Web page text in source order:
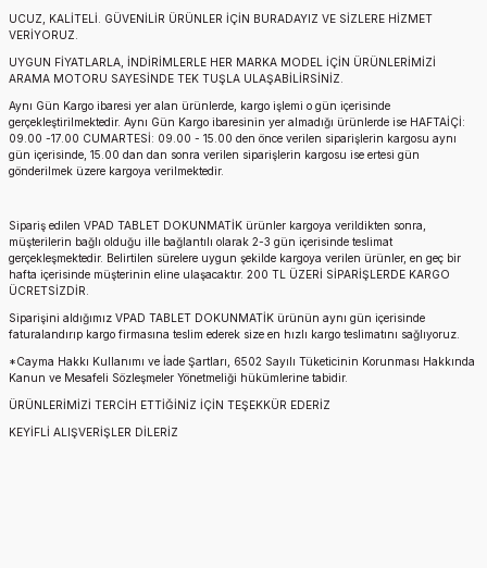
UCUZ, KALİTELİ. GÜVENİLİR ÜRÜNLER İÇİN BURADAYIZ VE SİZLERE HİZMET
VERİYORUZ.
UYGUN FİYATLARLA, İNDİRİMLERLE HER MARKA MODEL İÇİN ÜRÜNLERİMİZİ
ARAMA MOTORU SAYESİNDE TEK TUŞLA ULAŞABİLİRSİNİZ.
Aynı Gün Kargo ibaresi yer alan ürünlerde, kargo işlemi o gün içerisinde
gerçekleştirilmektedir. Aynı Gün Kargo ibaresinin yer almadığı ürünlerde ise HAFTAİÇİ:
09.00 -17.00 CUMARTESİ: 09.00 - 15.00 den önce verilen siparişlerin kargosu aynı
gün içerisinde, 15.00 dan dan sonra verilen siparişlerin kargosu ise ertesi gün
gönderilmek üzere kargoya verilmektedir.
Sipariş edilen VPAD TABLET DOKUNMATİK ürünler kargoya verildikten sonra,
müşterilerin bağlı olduğu ille bağlantılı olarak 2-3 gün içerisinde teslimat
gerçekleşmektedir. Belirtilen sürelere uygun şekilde kargoya verilen ürünler, en geç bir
hafta içerisinde müşterinin eline ulaşacaktır. 200 TL ÜZERİ SİPARİŞLERDE KARGO
ÜCRETSİZDİR.
Siparişini aldığımız VPAD TABLET DOKUNMATİK ürünün aynı gün içerisinde
faturalandırıp kargo firmasına teslim ederek size en hızlı kargo teslimatını sağlıyoruz.
*Cayma Hakkı Kullanımı ve İade Şartları, 6502 Sayılı Tüketicinin Korunması Hakkında
Kanun ve Mesafeli Sözleşmeler Yönetmeliği hükümlerine tabidir.
ÜRÜNLERİMİZİ TERCİH ETTİĞİNİZ İÇİN TEŞEKKÜR EDERİZ
KEYİFLİ ALIŞVERİŞLER DİLERİZ